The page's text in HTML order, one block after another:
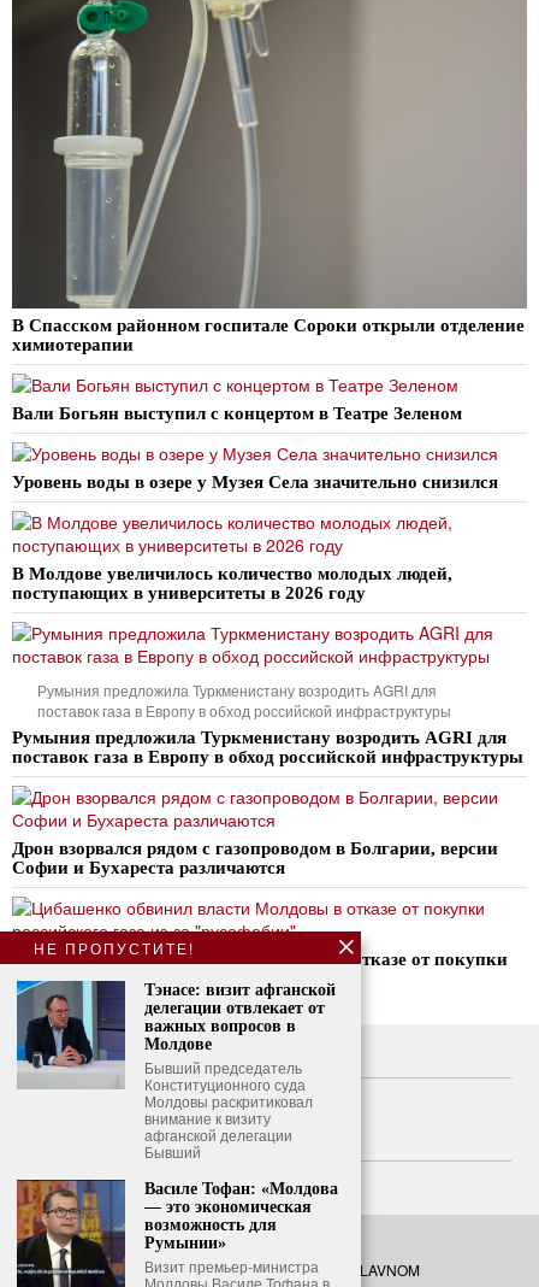
В Спасском районном госпитале Сороки открыли отделение
химиотерапии
Вали Богьян выступил с концертом в Театре Зеленом
Уровень воды в озере у Музея Села значительно снизился
В Молдове увеличилось количество молодых людей,
поступающих в университеты в 2026 году
Румыния предложила Туркменистану возродить AGRI для
поставок газа в Европу в обход российской инфраструктуры
Румыния предложила Туркменистану возродить AGRI для
поставок газа в Европу в обход российской инфраструктуры
Дрон взорвался рядом с газопроводом в Болгарии, версии
Софии и Бухареста различаются
Цибашенко обвинил власти Молдовы в отказе от покупки
российского газа из-за «русофобии»
О нас
Свяжитесь с нами
Политика конфиденциальности
Политика использования файлов cookie
© 2026- Все права защищены. O GLAVNOM
НЕ ПРОПУСТИТЕ!
Тэнасе: визит афганской
делегации отвлекает от
важных вопросов в
Молдове
Бывший председатель
Конституционного суда
Молдовы раскритиковал
внимание к визиту
афганской делегации
Бывший
Василе Тофан: «Молдова
— это экономическая
возможность для
Румынии»
Визит премьер-министра
Молдовы Василе Тофана в